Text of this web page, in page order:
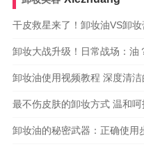
干皮救星来了！卸妆油VS卸
卸妆大战升级！日常战场：油
卸妆油使用视频教程 深度清
最不伤皮肤的卸妆方式 温和
卸妆油的秘密武器：正确使用